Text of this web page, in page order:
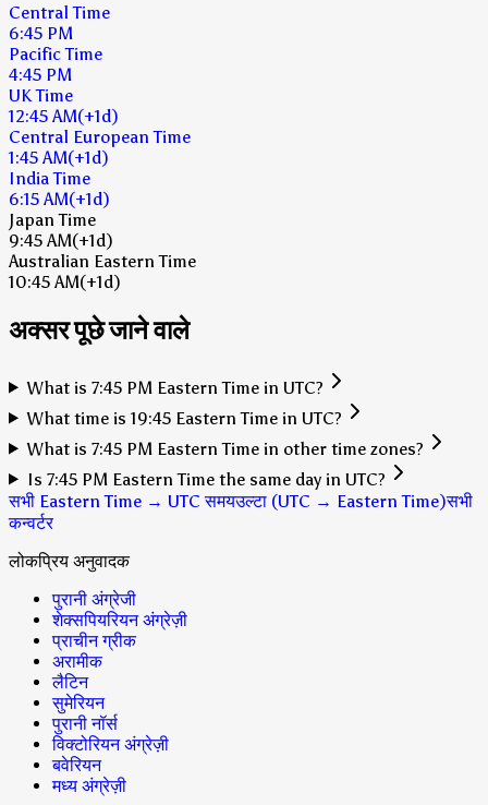
Central Time
6:45 PM
Pacific Time
4:45 PM
UK Time
12:45 AM(+1d)
Central European Time
1:45 AM(+1d)
India Time
6:15 AM(+1d)
Japan Time
9:45 AM(+1d)
Australian Eastern Time
10:45 AM(+1d)
अक्सर पूछे जाने वाले
What is 7:45 PM Eastern Time in UTC?
What time is 19:45 Eastern Time in UTC?
What is 7:45 PM Eastern Time in other time zones?
Is 7:45 PM Eastern Time the same day in UTC?
सभी Eastern Time → UTC समयउल्टा (UTC → Eastern Time)सभी
कन्वर्टर
लोकप्रिय अनुवादक
पुरानी अंग्रेजी
शेक्सपियरियन अंग्रेज़ी
प्राचीन ग्रीक
अरामीक
लैटिन
सुमेरियन
पुरानी नॉर्स
विक्टोरियन अंग्रेज़ी
बवेरियन
मध्य अंग्रेज़ी